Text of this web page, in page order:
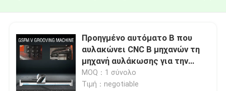
Προηγμένο αυτόματο Β που
αυλακώνει CNC Β μηχανών τη
μηχανή αυλάκωσης για την
πόρτα 1532 ανελκυστήρων
MOQ：1 σύνολο
Τιμή：negotiable